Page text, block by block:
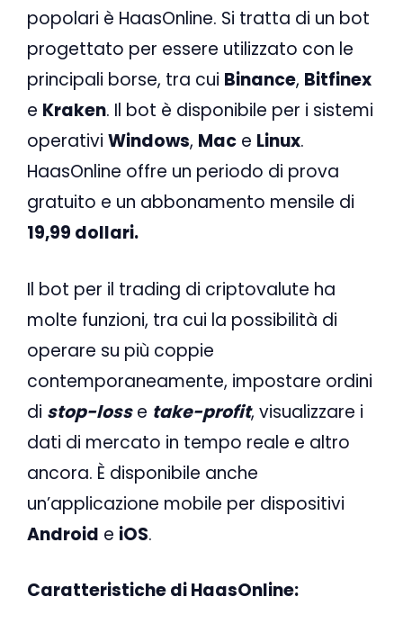
popolari è HaasOnline. Si tratta di un bot
progettato per essere utilizzato con le
principali borse, tra cui Binance, Bitfinex
e Kraken. Il bot è disponibile per i sistemi
operativi Windows, Mac e Linux.
HaasOnline offre un periodo di prova
gratuito e un abbonamento mensile di
19,99 dollari.
Il bot per il trading di criptovalute ha
molte funzioni, tra cui la possibilità di
operare su più coppie
contemporaneamente, impostare ordini
di stop-losse take-profit, visualizzare i
dati di mercato in tempo reale e altro
ancora. È disponibile anche
un’applicazione mobile per dispositivi
Android e iOS.
Caratteristiche di HaasOnline: